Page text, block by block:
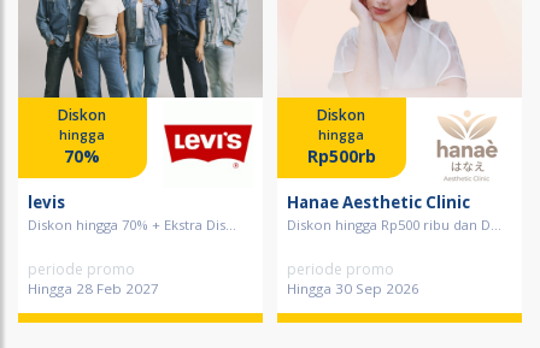
Diskon
hingga
70%
levis
Diskon hingga 70% + Ekstra Dis...
periode promo
Hingga 28 Feb 2027
Diskon
hingga
Rp500rb
Hanae Aesthetic Clinic
Diskon hingga Rp500 ribu dan D...
periode promo
Hingga 30 Sep 2026